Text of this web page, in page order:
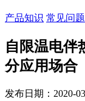
产品知识 常见问题
自限温电伴
分应用场合
发布日期：2020-